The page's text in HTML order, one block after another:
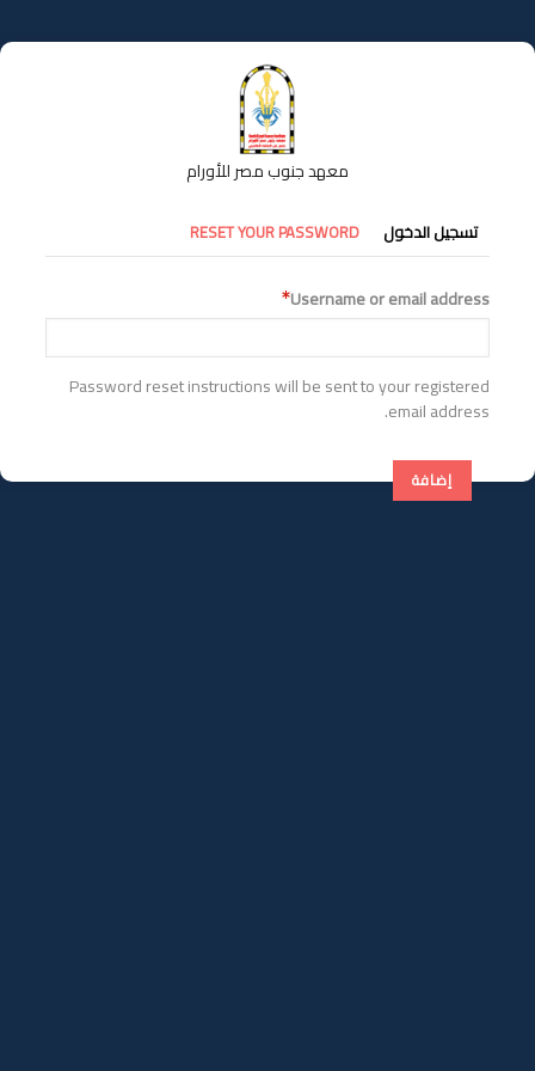
إلى
المحتوى
معهد جنوب مصر للأورام
التبويبات
الأساسية
تسجيل الدخول RESET YOUR PASSWORD
Username or email address
Password reset instructions will be sent to your registered
email address.